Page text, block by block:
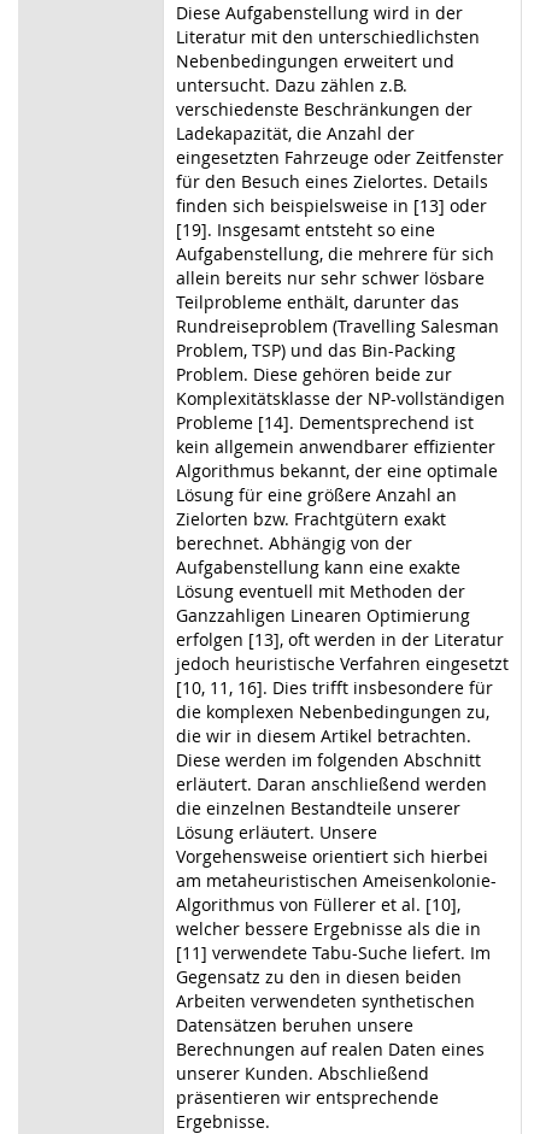
Diese Aufgabenstellung wird in der
Literatur mit den unterschiedlichsten
Nebenbedingungen erweitert und
untersucht. Dazu zählen z.B.
verschiedenste Beschränkungen der
Ladekapazität, die Anzahl der
eingesetzten Fahrzeuge oder Zeitfenster
für den Besuch eines Zielortes. Details
finden sich beispielsweise in [13] oder
[19]. Insgesamt entsteht so eine
Aufgabenstellung, die mehrere für sich
allein bereits nur sehr schwer lösbare
Teilprobleme enthält, darunter das
Rundreiseproblem (Travelling Salesman
Problem, TSP) und das Bin-Packing
Problem. Diese gehören beide zur
Komplexitätsklasse der NP-vollständigen
Probleme [14]. Dementsprechend ist
kein allgemein anwendbarer effizienter
Algorithmus bekannt, der eine optimale
Lösung für eine größere Anzahl an
Zielorten bzw. Frachtgütern exakt
berechnet. Abhängig von der
Aufgabenstellung kann eine exakte
Lösung eventuell mit Methoden der
Ganzzahligen Linearen Optimierung
erfolgen [13], oft werden in der Literatur
jedoch heuristische Verfahren eingesetzt
[10, 11, 16]. Dies trifft insbesondere für
die komplexen Nebenbedingungen zu,
die wir in diesem Artikel betrachten.
Diese werden im folgenden Abschnitt
erläutert. Daran anschließend werden
die einzelnen Bestandteile unserer
Lösung erläutert. Unsere
Vorgehensweise orientiert sich hierbei
am metaheuristischen Ameisenkolonie-
Algorithmus von Füllerer et al. [10],
welcher bessere Ergebnisse als die in
[11] verwendete Tabu-Suche liefert. Im
Gegensatz zu den in diesen beiden
Arbeiten verwendeten synthetischen
Datensätzen beruhen unsere
Berechnungen auf realen Daten eines
unserer Kunden. Abschließend
präsentieren wir entsprechende
Ergebnisse.